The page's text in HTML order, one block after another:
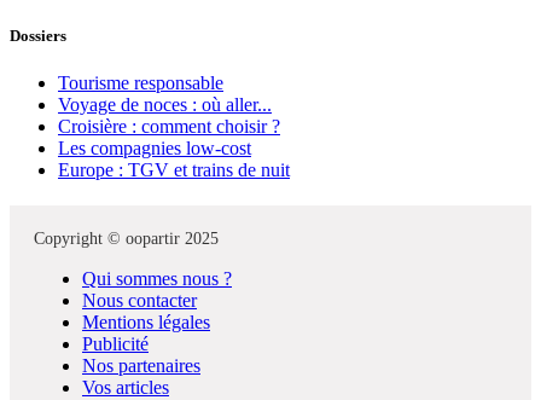
Dossiers
Tourisme responsable
Voyage de noces : où aller...
Croisière : comment choisir ?
Les compagnies low-cost
Europe : TGV et trains de nuit
Copyright © oopartir 2025
Qui sommes nous ?
Nous contacter
Mentions légales
Publicité
Nos partenaires
Vos articles